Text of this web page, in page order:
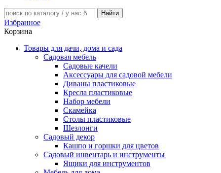
Избранное
Корзина
Товары для дачи, дома и сада
Садовая мебель
Садовые качели
Аксессуары для садовой мебели
Диваны пластиковые
Кресла пластиковые
Набор мебели
Скамейка
Столы пластиковые
Шезлонги
Садовый декор
Кашпо и горшки для цветов
Садовый инвентарь и инструменты
Ящики для инструментов